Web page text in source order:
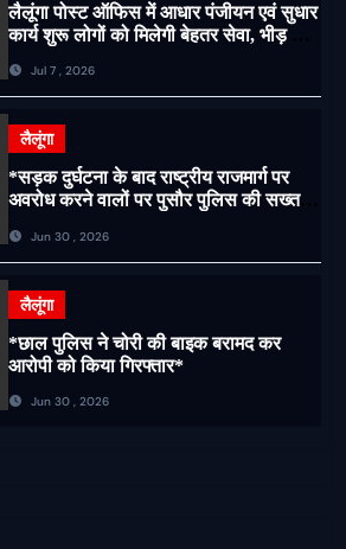
लैलूंगा पोस्ट ऑफिस में आधार पंजीयन एवं सुधार
कार्य शुरू लोगों को मिलेगी बेहतर सेवा, भीड़ से
Jul 7 , 2026
लैलूंगा
*सड़क दुर्घटना के बाद राष्ट्रीय राजमार्ग पर
अवरोध करने वालों पर पुसौर पुलिस की सख्त
Jun 30 , 2026
लैलूंगा
*छाल पुलिस ने चोरी की बाइक बरामद कर
आरोपी को किया गिरफ्तार*
Jun 30 , 2026